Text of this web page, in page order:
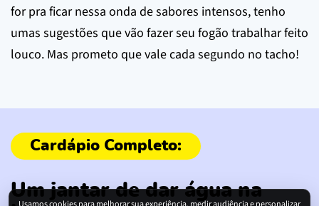
for pra ficar nessa onda de sabores intensos, tenho
umas sugestões que vão fazer seu fogão trabalhar feito
louco. Mas prometo que vale cada segundo no tacho!
Um jantar de dar água na